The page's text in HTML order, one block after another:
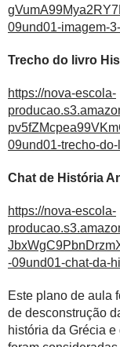
09und01-imagem-
Trecho do livro
https://nova-escola-
09und01-trecho-
Chat de História
https://nova-escola-
-09und01-chat-da-
Este plano de aula
de desconstrução
história da Grécia